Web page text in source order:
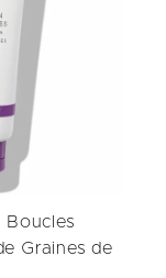
Boucles
Graines de